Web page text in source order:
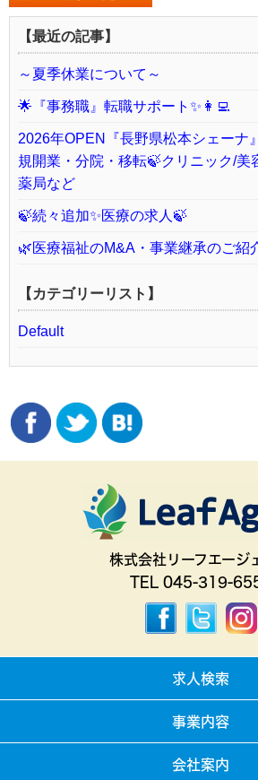
【最近の記事】
～夏季休業について～
🌟『事務職』転職サポート✨👩‍💻
2026年OPEN『長野県松本シェーナ
規開業・分院・移転🍃クリニック/美
薬局など
🍃続々追加✨医療の求人🍃
🌿医療福祉のM&A・事業継承のご紹
【カテゴリーリスト】
Default
株式会社リーフエージ
TEL 045-319-
求人検索
事業内容
会社案内